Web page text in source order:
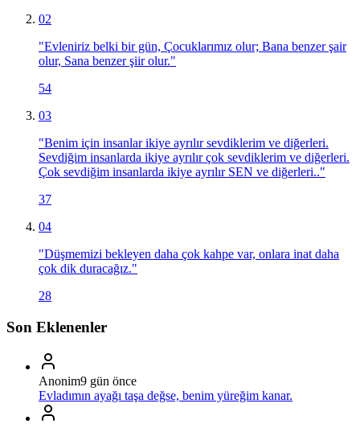
02
"Evleniriz belki bir gün, Çocuklarımız olur; Bana benzer şair
olur, Sana benzer şiir olur."
54
03
"Benim için insanlar ikiye ayrılır sevdiklerim ve diğerleri.
Sevdiğim insanlarda ikiye ayrılır çok sevdiklerim ve diğerleri.
Çok sevdiğim insanlarda ikiye ayrılır SEN ve diğerleri.."
37
04
"Düşmemizi bekleyen daha çok kahpe var, onlara inat daha
çok dik duracağız."
28
Son Eklenenler
Anonim9 gün önce
Evladımın ayağı taşa değse, benim yüreğim kanar.